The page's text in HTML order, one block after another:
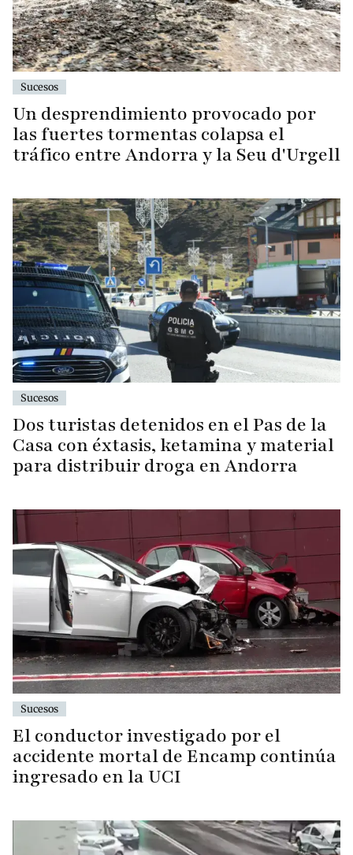
Sucesos
Un desprendimiento provocado por
las fuertes tormentas colapsa el
tráfico entre Andorra y la Seu d'Urgell
Sucesos
Dos turistas detenidos en el Pas de la
Casa con éxtasis, ketamina y material
para distribuir droga en Andorra
Sucesos
El conductor investigado por el
accidente mortal de Encamp continúa
ingresado en la UCI